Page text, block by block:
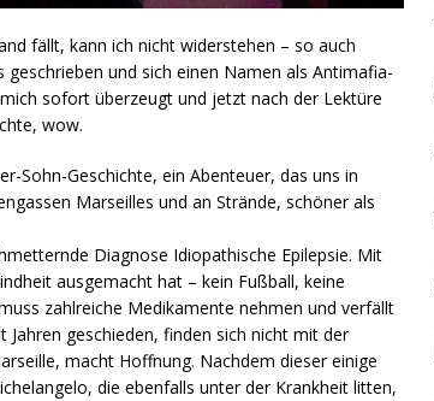
fällt, kann ich nicht widerstehen – so auch
und sich einen Namen als Antimafia-
sofort überzeugt und jetzt nach der Lektüre
wow.
Sohn-Geschichte, ein Abenteuer, das uns in
Marseilles und an Strände, schöner als
Diagnose Idiopathische Epilepsie. Mit
ausgemacht hat – kein Fußball, keine
zahlreiche Medikamente nehmen und verfällt
geschieden, finden sich nicht mit der
macht Hoffnung. Nachdem dieser einige
die ebenfalls unter der Krankheit litten,